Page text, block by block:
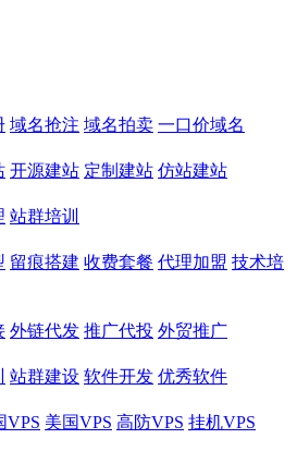
域名抢注 域名拍卖 一口价域名
开源建站 定制建站 仿站建站
站群培训
留痕搭建 收费套餐 代理加盟 技术培
外链代发 推广代投 外贸推广
站群建设 软件开发 优秀软件
VPS 美国VPS 高防VPS 挂机VPS